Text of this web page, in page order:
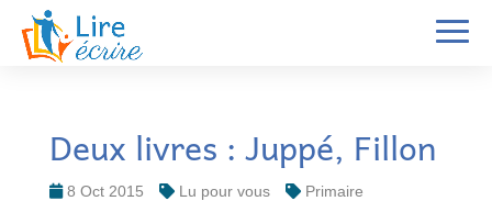
Deux livres : Juppé, Fillon
8 Oct 2015 Lu pour vous Primaire